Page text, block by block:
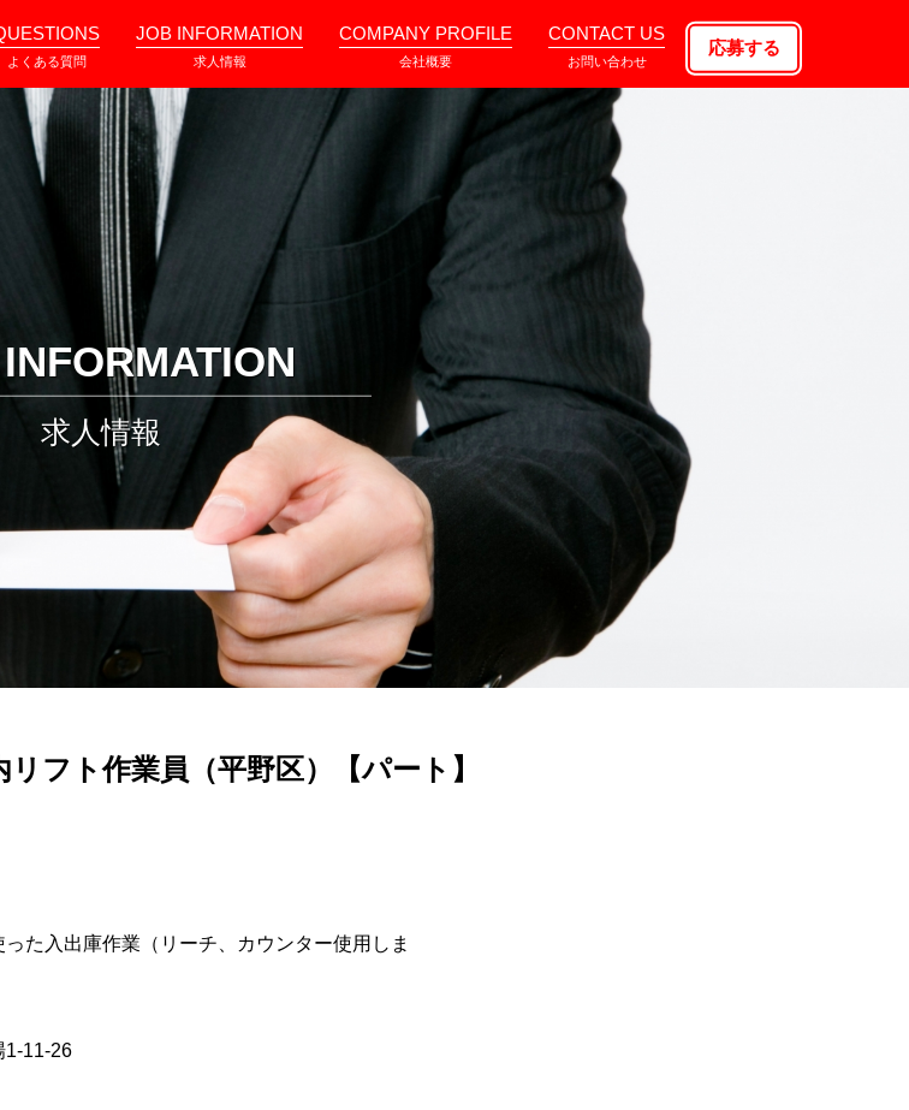
よくある質問
JOB INFORMATION
求人情報
COMPANY PROFILE
会社概要
CONTACT US
お問い合わせ
応募する
求人情報
リフト作業員 （平野区） 【パート】
った入出庫作業（リーチ、カウンター使用しま
1-11-26